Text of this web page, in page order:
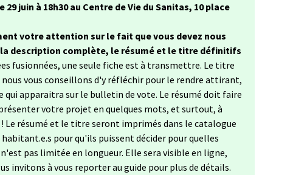
juin à 18h30 au Centre de Vie du Sanitas, 10 place
votre attention sur le fait que vous devez nous
description complète, le résumé et le titre définitifs
fusionnées, une seule fiche est à transmettre. Le titre
vous conseillons d'y réfléchir pour le rendre attirant,
apparaitra sur le bulletin de vote. Le résumé doit faire
votre projet en quelques mots, et surtout, à
Le résumé et le titre seront imprimés dans le catalogue
pour qu'ils puissent décider pour quelles
pas limitée en longueur. Elle sera visible en ligne,
invitons à vous reporter au guide pour plus de détails.